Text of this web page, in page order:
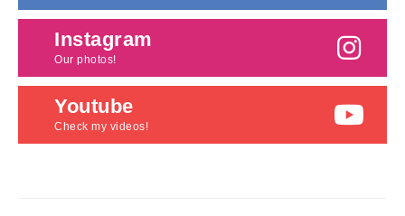
Instagram
Our photos!
Youtube
Check my videos!